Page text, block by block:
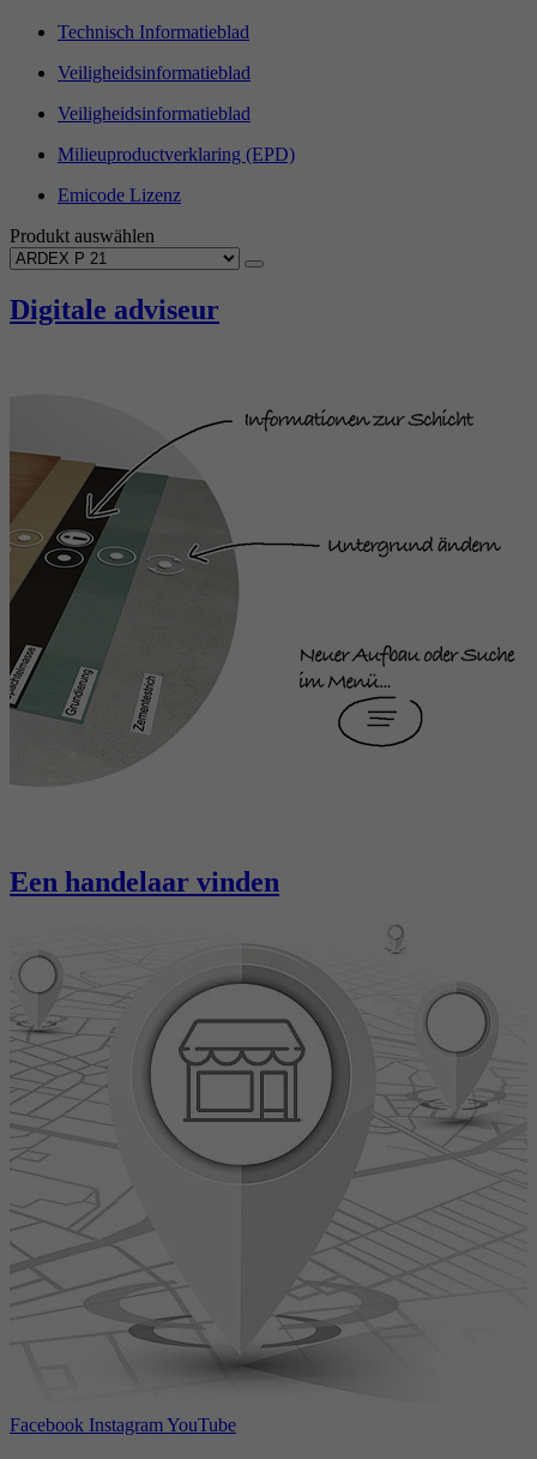
Technisch Informatieblad
Veiligheidsinformatieblad
Veiligheidsinformatieblad
Milieuproductverklaring (EPD)
Emicode Lizenz
Produkt auswählen
Digitale adviseur
Een handelaar vinden
Facebook InstagramYouTube